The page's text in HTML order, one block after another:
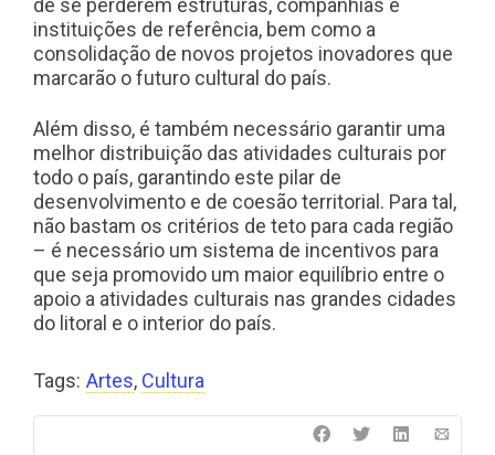
de se perderem estruturas, companhias e
instituições de referência, bem como a
consolidação de novos projetos inovadores que
marcarão o futuro cultural do país.
Além disso, é também necessário garantir uma
melhor distribuição das atividades culturais por
todo o país, garantindo este pilar de
desenvolvimento e de coesão territorial. Para tal,
não bastam os critérios de teto para cada região
– é necessário um sistema de incentivos para
que seja promovido um maior equilíbrio entre o
apoio a atividades culturais nas grandes cidades
do litoral e o interior do país.
Tags: Artes, Cultura